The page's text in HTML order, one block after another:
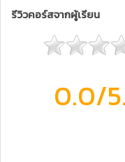
รีวิวคอร์สจากผู้เรียน
0.0/